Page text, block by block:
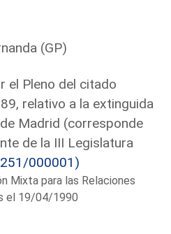
(GP)
el Pleno del citado
relativo a la extinguida
Madrid (corresponde
de la III Legislatura
000001)
Mixta para las Relaciones
el 19/04/1990